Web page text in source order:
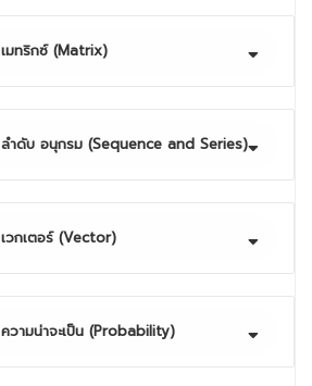
เมทริกซ์ (Matrix)
ลำดับ อนุกรม (Sequence and Series)
เวกเตอร์ (Vector)
ความน่าจะเป็น (Probability)